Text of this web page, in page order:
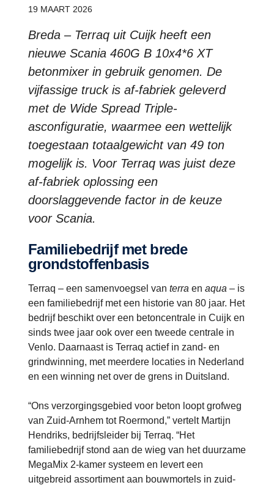
19 MAART 2026
Breda – Terraq uit Cuijk heeft een
nieuwe Scania 460G B 10x4*6 XT
betonmixer in gebruik genomen. De
vijfassige truck is af-fabriek geleverd
met de Wide Spread Triple-
asconfiguratie, waarmee een wettelijk
toegestaan totaalgewicht van 49 ton
mogelijk is. Voor Terraq was juist deze
af-fabriek oplossing een
doorslaggevende factor in de keuze
voor Scania.
Familiebedrijf met brede
grondstoffenbasis
Terraq – een samenvoegsel van terra en aqua – is
een familiebedrijf met een historie van 80 jaar. Het
bedrijf beschikt over een betoncentrale in Cuijk en
sinds twee jaar ook over een tweede centrale in
Venlo. Daarnaast is Terraq actief in zand- en
grindwinning, met meerdere locaties in Nederland
en een winning net over de grens in Duitsland.
“Ons verzorgingsgebied voor beton loopt grofweg
van Zuid-Arnhem tot Roermond,” vertelt Martijn
Hendriks, bedrijfsleider bij Terraq. “Het
familiebedrijf stond aan de wieg van het duurzame
MegaMix 2-kamer systeem en levert een
uitgebreid assortiment aan bouwmortels in zuid-